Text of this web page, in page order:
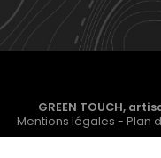
GREEN TOUCH
GREEN TOUCH,
Mentions légales - Plan